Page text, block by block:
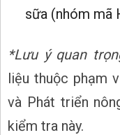
sữa (nhóm mã
*Lưu ý quan
liệu thuộc phạm
và Phát triển
kiểm tra này.